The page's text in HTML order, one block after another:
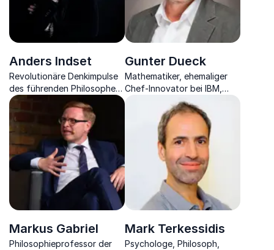
Anders Indset
Revolutionäre Denkimpulse
des führenden Philosophen
für Wirtschaft inspiriert
zukünftige Führungskräfte.
Gunter Dueck
Mathematiker, ehemaliger
Chef-Innovator bei IBM,
Philosoph, Zukunftsdenker
und Bestseller-Autor über
die Zukunft der
Digitalisierung.
Markus Gabriel
Philosophieprofessor der
Mark Terkessidis
Psychologe, Philosoph,